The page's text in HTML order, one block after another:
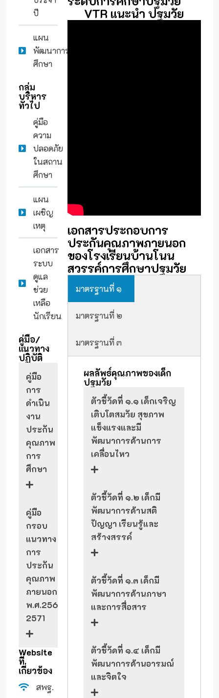
ปี
แผน
พัฒนาการ
ศึกษา
กลุ่ม
บริหาร
ทั่วไป
คู่มือ
ความ
ปลอดภัย
ในสถาน
ศึกษา
แผน
เผชิญ
เหตุ
เอกสาร
ระบบ
ดูแล
ช่วย
เหลือ
นักเรียน
คู่มือ/
แนวทาง
ปฏิบัติ
คู่มือ
การ
ดำเนิน
งาน
ประกัน
คุณภาพ
การ
ศึกษา
คู่มือ
กรอบ
แนวทาง
การ
ประกัน
คุณภาพ
ภายนอก
พ.ศ.2567-
2571
Website
ที่
เกี่ยวข้อง
สพฐ.
VTR แนะนำ ปฐมวัย
เอกสารประกอบการ
ประกันคุณภาพภายนอก
ของโรงเรียนบ้านโนน
สวรรค์การศึกษาปฐมวัย
มาตรฐานที่ ๑
มาตรฐานที่ ๒
มาตรฐานที่ ๓
ผลลัพธ์คุณภาพของเด็ก
ปฐมวัย
ตัวชี้วัดที่ ๑.๑ เด็กเจริญ
เติบโตสมวัย สุขภาพ
แข็งแรงและมี
พัฒนาการด้านการ
เคลื่อนไหว
ตัวชี้วัดที่ ๑.๒ เด็กมี
พัฒนาการด้านสติ
ปัญญา เรียนรู้และ
สร้างสรรค์
ตัวชี้วัดที่ ๑.๓ เด็กมี
พัฒนาการด้านภาษา
และการสื่อสาร
ตัวชี้วัดที่ ๑.๔ เด็กมี
พัฒนาการด้านอารมณ์
และจิตใจ